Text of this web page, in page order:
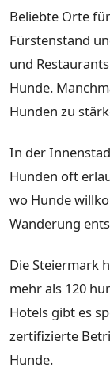
Beliebte Orte
Fürstenstand
und
Hunde.
Hunden zu
In der
Hunden oft
wo Hunde
Wanderung
Die Steiermark
mehr als 120
Hotels gibt es
zertifizierte
Hunde.